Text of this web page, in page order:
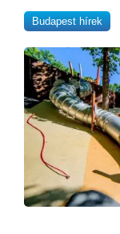
Budapest hírek